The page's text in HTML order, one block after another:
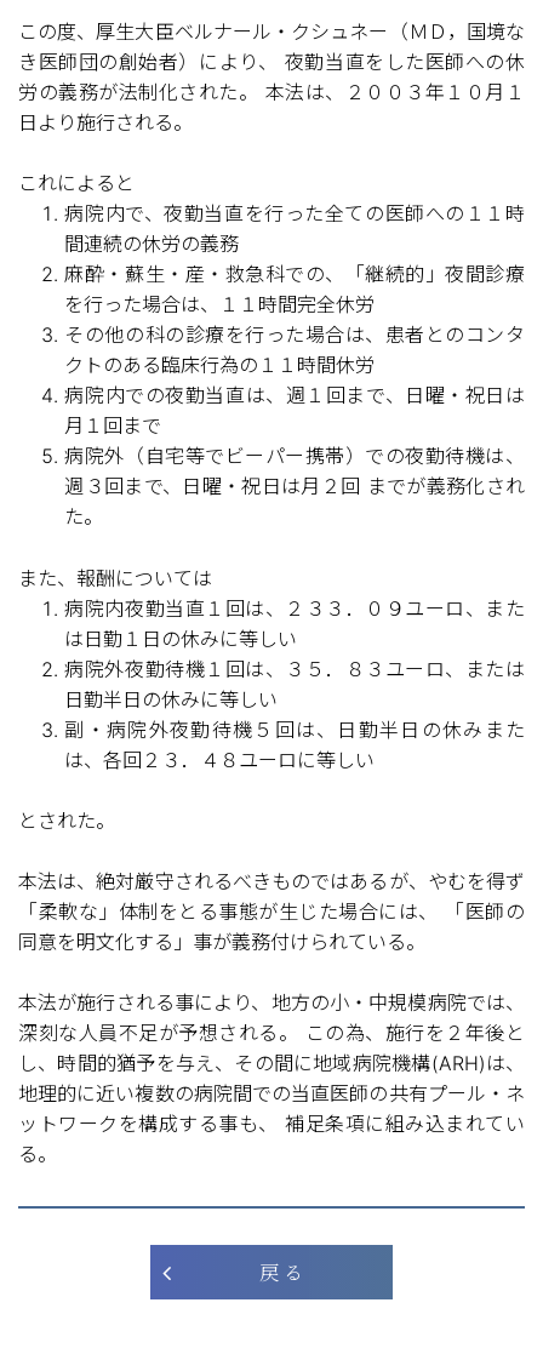
この度、厚生大臣ベルナール・クシュネー（ＭＤ，国境な
き医師団の創始者）により、 夜勤当直をした医師への休
労の義務が法制化された。 本法は、２００３年１０月１
日より施行される。
これによると
病院内で、夜勤当直を行った全ての医師への１１時
間連続の休労の義務
麻酔・蘇生・産・救急科での、「継続的」夜間診療
を行った場合は、１１時間完全休労
その他の科の診療を行った場合は、患者とのコンタ
クトのある臨床行為の１１時間休労
病院内での夜勤当直は、週１回まで、日曜・祝日は
月１回まで
病院外（自宅等でビーパー携帯）での夜勤待機は、
週３回まで、日曜・祝日は月２回 までが義務化され
た。
また、報酬については
病院内夜勤当直１回は、２３３．０９ユーロ、また
は日勤１日の休みに等しい
病院外夜勤待機１回は、３５．８３ユーロ、または
日勤半日の休みに等しい
副・病院外夜勤待機５回は、日勤半日の休みまた
は、各回２３．４８ユーロに等しい
とされた。
本法は、絶対厳守されるべきものではあるが、やむを得ず
「柔軟な」体制をとる事態が生じた場合には、 「医師の
同意を明文化する」事が義務付けられている。
本法が施行される事により、地方の小・中規模病院では、
深刻な人員不足が予想される。 この為、施行を２年後と
し、時間的猶予を与え、その間に地域病院機構(ARH)は、
地理的に近い複数の病院間での当直医師の共有プール・ネ
ットワークを構成する事も、 補足条項に組み込まれてい
る。
戻 る